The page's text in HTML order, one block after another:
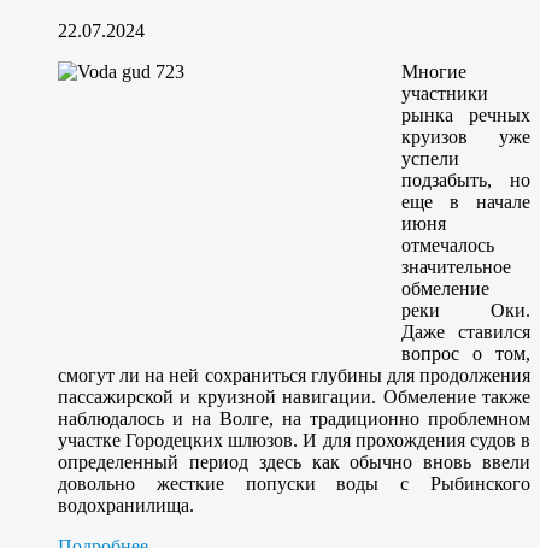
22.07.2024
Многие
участники
рынка речных
круизов уже
успели
подзабыть, но
еще в начале
июня
отмечалось
значительное
обмеление
реки Оки.
Даже ставился
вопрос о том,
смогут ли на ней сохраниться глубины для продолжения
пассажирской и круизной навигации. Обмеление также
наблюдалось и на Волге, на традиционно проблемном
участке Городецких шлюзов. И для прохождения судов в
определенный период здесь как обычно вновь ввели
довольно жесткие попуски воды с Рыбинского
водохранилища.